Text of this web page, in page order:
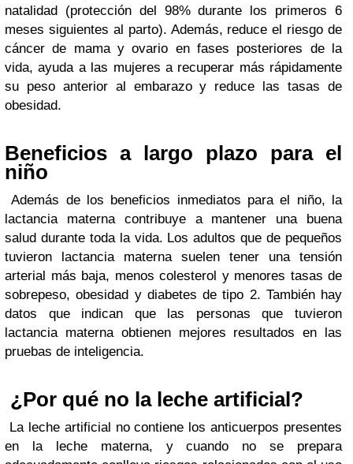
natalidad (protección del 98% durante los primeros 6
meses siguientes al parto). Además, reduce el riesgo de
cáncer de mama y ovario en fases posteriores de la
vida, ayuda a las mujeres a recuperar más rápidamente
su peso anterior al embarazo y reduce las tasas de
obesidad.
Beneficios a largo plazo para el
niño
Además de los beneficios inmediatos para el niño, la
lactancia materna contribuye a mantener una buena
salud durante toda la vida. Los adultos que de pequeños
tuvieron lactancia materna suelen tener una tensión
arterial más baja, menos colesterol y menores tasas de
sobrepeso, obesidad y diabetes de tipo 2. También hay
datos que indican que las personas que tuvieron
lactancia materna obtienen mejores resultados en las
pruebas de inteligencia.
¿Por qué no la leche artificial?
La leche artificial no contiene los anticuerpos presentes
en la leche materna, y cuando no se prepara